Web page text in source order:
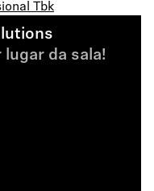
Tbk
lugar da sala!